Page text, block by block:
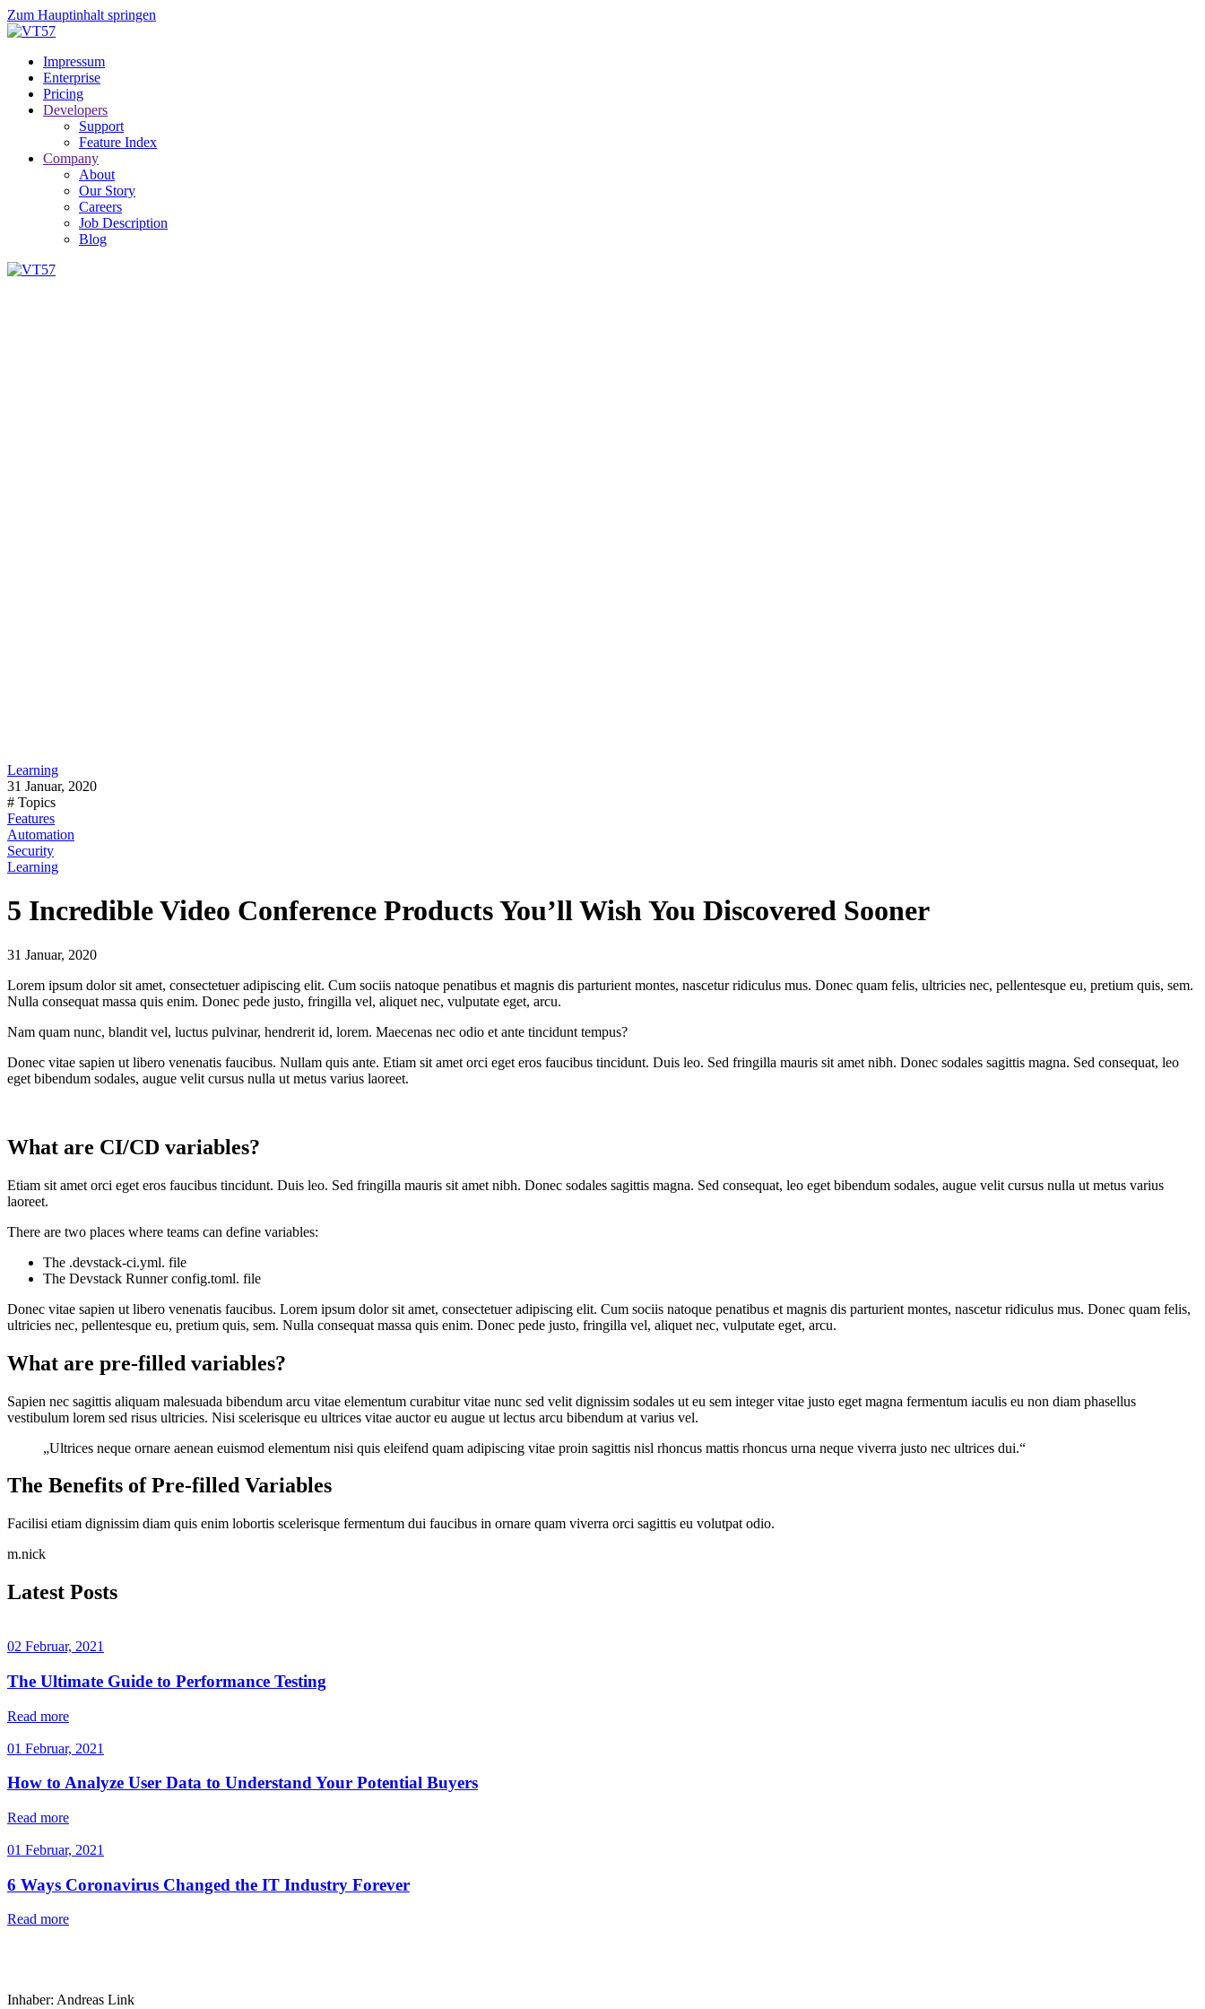
Zum Hauptinhalt springen
Impressum
Enterprise
Pricing
Developers
Support
Feature Index
Company
About
Our Story
Careers
Job Description
Blog
Learning
31 Januar, 2020
# Topics
Features
Automation
Security
Learning
5 Incredible Video Conference Products You’ll Wish You Discovered Sooner
31 Januar, 2020
Lorem ipsum dolor sit amet, consectetuer adipiscing elit. Cum sociis natoque penatibus et magnis dis parturient montes, nascetur ridiculus mus. Donec quam felis, ultricies nec, pellentesque eu, pretium quis, sem.
Nulla consequat massa quis enim. Donec pede justo, fringilla vel, aliquet nec, vulputate eget, arcu.
Nam quam nunc, blandit vel, luctus pulvinar, hendrerit id, lorem. Maecenas nec odio et ante tincidunt tempus?
Donec vitae sapien ut libero venenatis faucibus. Nullam quis ante. Etiam sit amet orci eget eros faucibus tincidunt. Duis leo. Sed fringilla mauris sit amet nibh. Donec sodales sagittis magna. Sed consequat, leo
eget bibendum sodales, augue velit cursus nulla ut metus varius laoreet.
What are CI/CD variables?
Etiam sit amet orci eget eros faucibus tincidunt. Duis leo. Sed fringilla mauris sit amet nibh. Donec sodales sagittis magna. Sed consequat, leo eget bibendum sodales, augue velit cursus nulla ut metus varius
laoreet.
There are two places where teams can define variables:
The .devstack-ci.yml. file
The Devstack Runner config.toml. file
Donec vitae sapien ut libero venenatis faucibus. Lorem ipsum dolor sit amet, consectetuer adipiscing elit. Cum sociis natoque penatibus et magnis dis parturient montes, nascetur ridiculus mus. Donec quam felis,
ultricies nec, pellentesque eu, pretium quis, sem. Nulla consequat massa quis enim. Donec pede justo, fringilla vel, aliquet nec, vulputate eget, arcu.
What are pre-filled variables?
Sapien nec sagittis aliquam malesuada bibendum arcu vitae elementum curabitur vitae nunc sed velit dignissim sodales ut eu sem integer vitae justo eget magna fermentum iaculis eu non diam phasellus
vestibulum lorem sed risus ultricies. Nisi scelerisque eu ultrices vitae auctor eu augue ut lectus arcu bibendum at varius vel.
„Ultrices neque ornare aenean euismod elementum nisi quis eleifend quam adipiscing vitae proin sagittis nisl rhoncus mattis rhoncus urna neque viverra justo nec ultrices dui.“
The Benefits of Pre-filled Variables
Facilisi etiam dignissim diam quis enim lobortis scelerisque fermentum dui faucibus in ornare quam viverra orci sagittis eu volutpat odio.
m.nick
Latest Posts
02 Februar, 2021
The Ultimate Guide to Performance Testing
Read more
01 Februar, 2021
How to Analyze User Data to Understand Your Potential Buyers
Read more
01 Februar, 2021
6 Ways Coronavirus Changed the IT Industry Forever
Read more
Inhaber: Andreas Link